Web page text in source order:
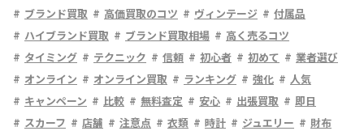
ブランド買取
高価買取のコツ ヴィンテージ
付属品
ハイブランド買取
ブランド買取相場
高く売るコツ
タイミング
テクニック 信頼 初心者 初めて
業者選び
オンライン
オンライン買取 ランキング 強化
人気
キャンペーン
比較 無料査定 安心 出張買取
即日
スカーフ
店舗 注意点 衣類 時計 ジュエリー
財布